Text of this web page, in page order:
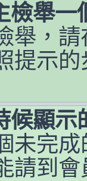
檢舉一
舉，
提示
候顯
未完
請到